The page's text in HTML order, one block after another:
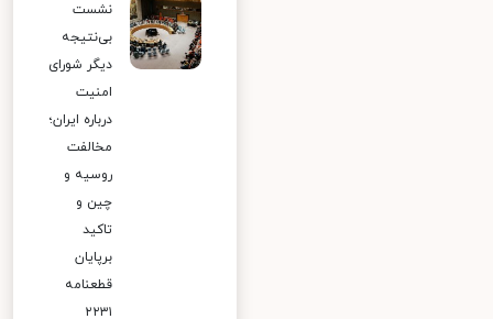
نشست
بی‌نتیجه
دیگر شورای
امنیت
درباره ایران؛
مخالفت
روسیه و
چین و
تاکید
برپایان
قطعنامه
۲۲۳۱